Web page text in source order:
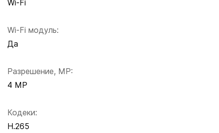
Wi-Fi
Wi-Fi модуль:
Да
Разрешение, MP:
4 MP
Кодеки:
H.265